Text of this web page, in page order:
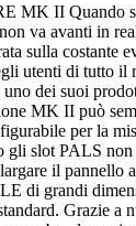
MK II Quando
va avanti in
sulla costante
utenti di tutto il
dei suoi
MK II può
per la
gli slot PALS non
il pannello
di grandi
Grazie a